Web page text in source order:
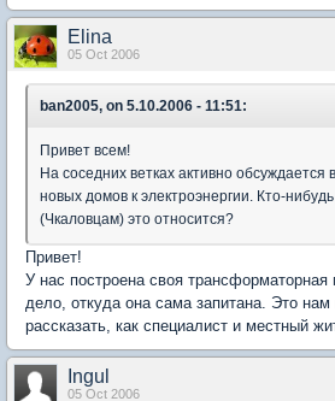
Elina
05 Oct 2006
ban2005, on 5.10.2006 - 11:51:
Привет всем!
На соседних ветках активно обсуждается
новых домов к электроэнергии. Кто-
(Чкаловцам) это относится?
Привет!
У нас построена своя трансформаторная
дело, откуда она сама запитана. Это
рассказать, как специалист и местный
Ingul
05 Oct 2006